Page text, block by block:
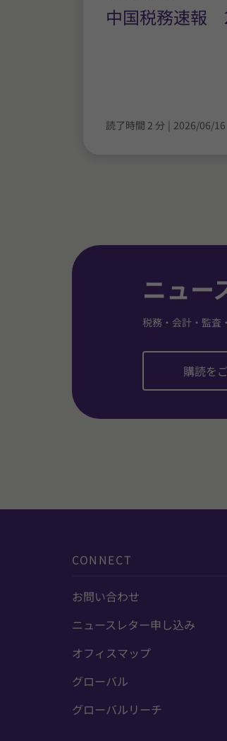
中国税務速報
読了時間 2 分 | 2026/06/16
ニュー
税務・会計・監査
購読を
CONNECT
お問い合わせ
ニュースレター申し込み
オフィスマップ
グローバル
グローバルリーチ